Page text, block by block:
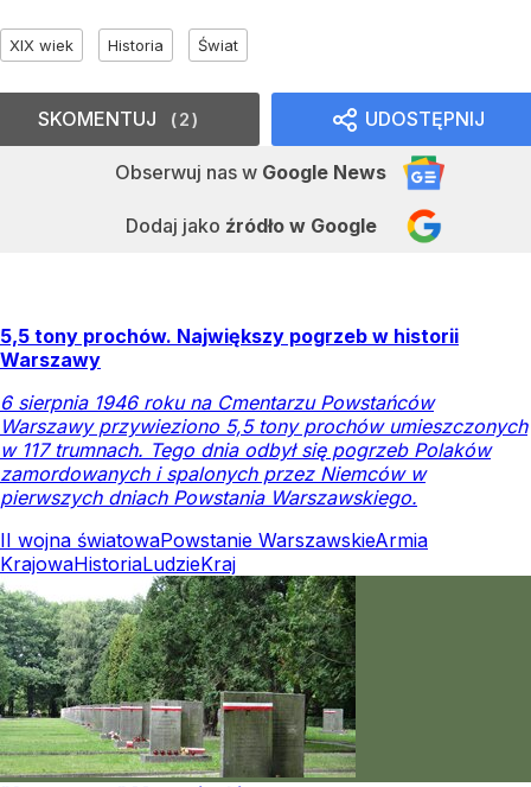
XIX wiek Historia Świat
UDOSTĘPNIJ
Obserwuj nas w Google News
Dodaj jako źródło w Google
SKOMENTUJ 2
5,5 tony prochów. Największy pogrzeb w historii
Warszawy
6 sierpnia 1946 roku na Cmentarzu Powstańców
Warszawy przywieziono 5,5 tony prochów umieszczonych
w 117 trumnach. Tego dnia odbył się pogrzeb Polaków
zamordowanych i spalonych przez Niemców w
pierwszych dniach Powstania Warszawskiego.
II wojna światowaPowstanie WarszawskieArmia
KrajowaHistoriaLudzieKraj